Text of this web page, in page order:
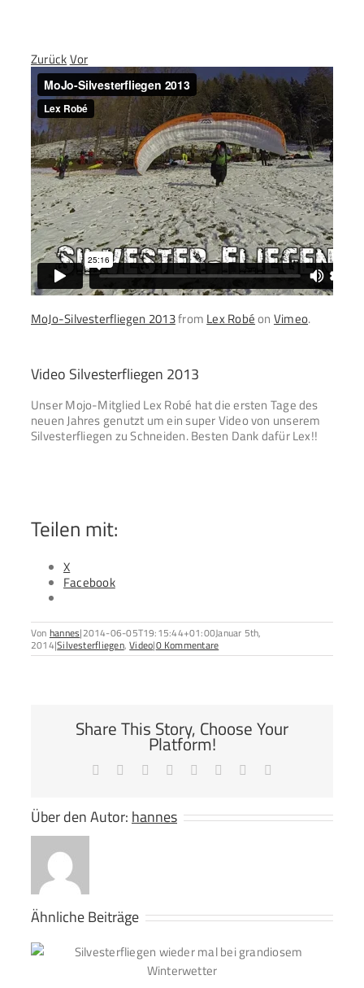
ZurückVor
MoJo-Silvesterfliegen 2013from Lex Robéon Vimeo.
Video Silvesterfliegen 2013
Unser Mojo-Mitglied Lex Robé hat die ersten Tage des
neuen Jahres genutzt um ein super Video von unserem
Silvesterfliegen zu Schneiden. Besten Dank dafür Lex!!
Teilen mit:
X
Facebook
Von hannes|2014-06-05T19:15:44+01:00Januar 5th,
2014|Silvesterfliegen,Video|0 Kommentare
Share This Story, Choose Your
Platform!
Facebook Reddit LinkedIn
TumblrPinterest
Über den Autor: hannes
Ähnliche Beiträge